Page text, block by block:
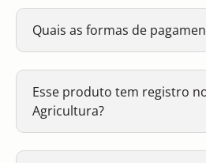
Quais as formas de
Esse produto tem registro
Agricultura?